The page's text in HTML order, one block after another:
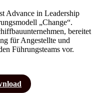
Advance in Leadership
„Change“.
bereitet
für Angestellte und
Führungsteams vor.